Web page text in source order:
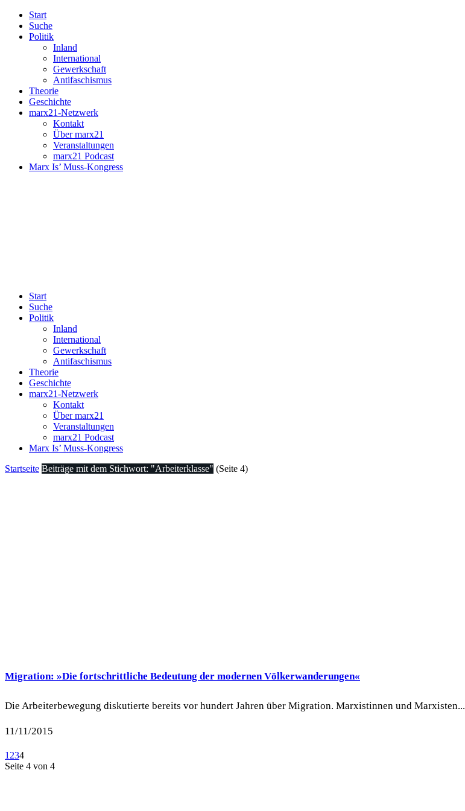
Start
Suche
Politik
Inland
International
Gewerkschaft
Antifaschismus
Theorie
Geschichte
marx21-Netzwerk
Kontakt
Über marx21
Veranstaltungen
marx21 Podcast
Marx Is’ Muss-Kongress
Start
Suche
Politik
Inland
International
Gewerkschaft
Antifaschismus
Theorie
Geschichte
marx21-Netzwerk
Kontakt
Über marx21
Veranstaltungen
marx21 Podcast
Marx Is’ Muss-Kongress
Startseite Beiträge mit dem Stichwort: "Arbeiterklasse" (Seite 4)
Migration: »Die fortschrittliche Bedeutung der modernen Völkerwanderungen«
Die Arbeiterbewegung diskutierte bereits vor hundert Jahren über Migration. Marxistinnen und Marxisten...
11/11/2015
1234
Seite 4 von 4